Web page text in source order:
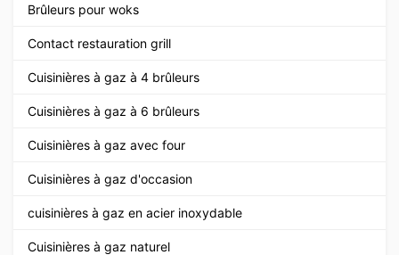
Brûleurs pour woks
Contact restauration grill
Cuisinières à gaz à 4 brûleurs
Cuisinières à gaz à 6 brûleurs
Cuisinières à gaz avec four
Cuisinières à gaz d'occasion
cuisinières à gaz en acier inoxydable
Cuisinières à gaz naturel